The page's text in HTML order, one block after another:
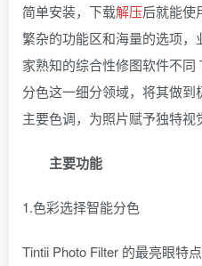
简单安装，下载解压后就能使
繁杂的功能区和海量的选项
家熟知的综合性修图软件不同
分色这一细分领域，将其做
主要色调，为照片赋予独特视
主要功能
1.色彩选择智能分色
Tintii Photo Filter 的最亮眼特